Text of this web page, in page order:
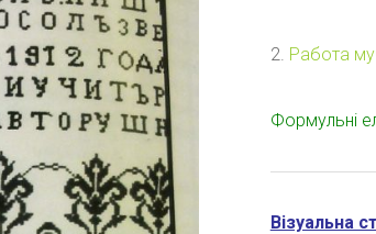
2. Работа
Формульні
Візуальна